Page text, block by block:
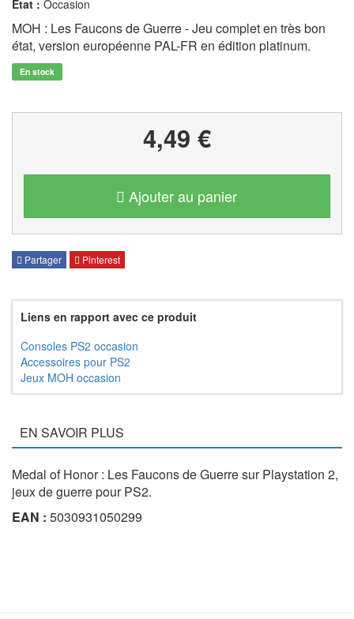
État : Occasion
MOH : Les Faucons de Guerre - Jeu complet en très bon
état, version européenne PAL-FR en édition platinum.
En stock
4,49 €
Ajouter au panier
Partager Pinterest
Liens en rapport avec ce produit
Consoles PS2 occasion
Accessoires pour PS2
Jeux MOH occasion
EN SAVOIR PLUS
Medal of Honor : Les Faucons de Guerre sur Playstation 2,
jeux de guerre pour PS2.
EAN : 5030931050299